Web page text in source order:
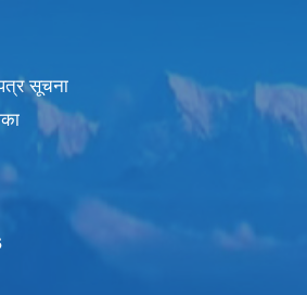
सूचना